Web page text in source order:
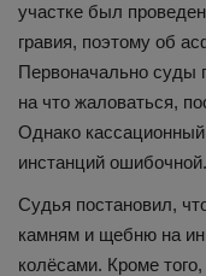
участке был
гравия, поэтому об
Первоначально суды
на что жаловаться,
Однако
инстанций ошибочной.
Судья постановил,
камням и щебню на
колёсами. Кроме